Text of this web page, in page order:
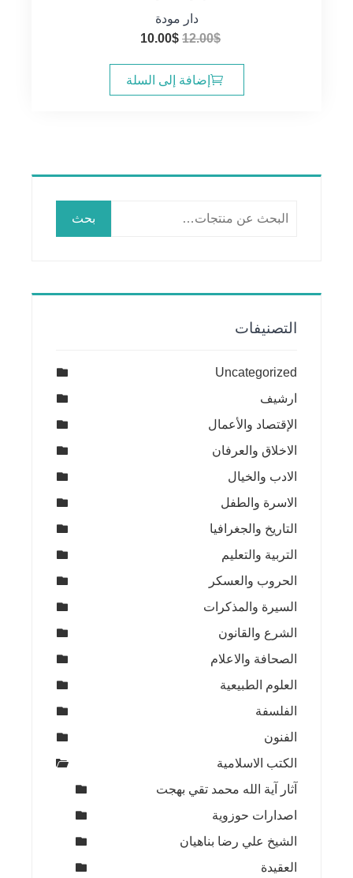
دار مودة
12.00$
السعر
هو:
12.00$.
10.00$
هو:
10.00$.
إضافة إلى السلة
بحث
التصنيفات
Uncategorized
ارشيف
الإقتصاد والأعمال
الاخلاق والعرفان
الادب والخيال
الاسرة والطفل
التاريخ والجغرافيا
التربية والتعليم
الحروب والعسكر
السيرة والمذكرات
الشرع والقانون
الصحافة والاعلام
العلوم الطبيعية
الفلسفة
الفنون
الكتب الاسلامية
آثار آية الله محمد تقي بهجت
اصدارات حوزوية
الشيخ علي رضا بناهيان
العقيدة